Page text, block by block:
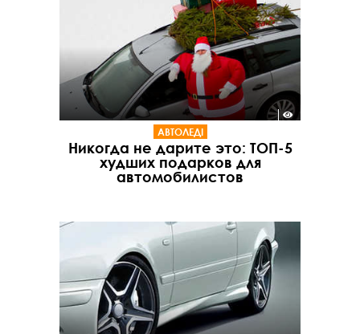
АВТОЛЕДІ
Никогда не дарите это: ТОП-5
худших подарков для
автомобилистов